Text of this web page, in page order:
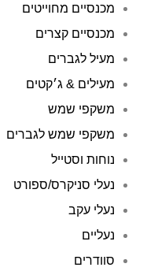
מכנסיים מחוייטים
מכנסיים קצרים
מעיל לגברים
מעילים & ג׳קטים
משקפי שמש
משקפי שמש לגברים
נוחות וסטייל
נעלי סניקרס/ספורט
נעלי עקב
נעליים
סוודרים